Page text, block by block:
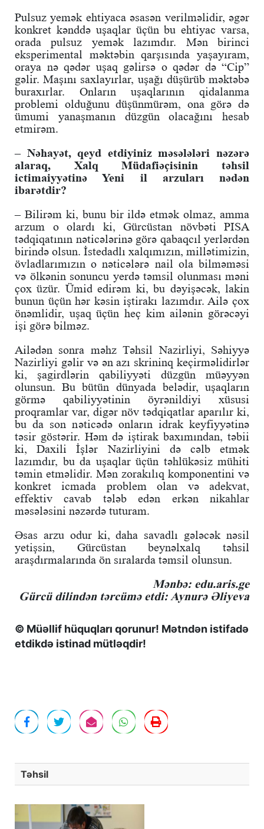
Pulsuz yemək ehtiyaca əsasən verilməlidir, əgər
konkret kənddə uşaqlar üçün bu ehtiyac varsa,
orada pulsuz yemək lazımdır. Mən birinci
eksperimental məktəbin qarşısında yaşayıram,
oraya nə qədər uşaq gəlirsə o qədər də “Cip”
gəlir. Maşını saxlayırlar, uşağı düşürüb məktəbə
buraxırlar. Onların uşaqlarının qidalanma
problemi olduğunu düşünmürəm, ona görə də
ümumi yanaşmanın düzgün olacağını hesab
etmirəm.
– Nəhayət, qeyd etdiyiniz məsələləri nəzərə
alaraq, Xalq Müdafiəçisinin təhsil
ictimaiyyətinə Yeni il arzuları nədən
ibarətdir?
– Bilirəm ki, bunu bir ildə etmək olmaz, amma
arzum o olardı ki, Gürcüstan növbəti PISA
tədqiqatının nəticələrinə görə qabaqcıl yerlərdən
birində olsun. İstedadlı xalqımızın, millətimizin,
övladlarımızın o nəticələrə nail ola bilməməsi
və ölkənin sonuncu yerdə təmsil olunması məni
çox üzür. Ümid edirəm ki, bu dəyişəcək, lakin
bunun üçün hər kəsin iştirakı lazımdır. Ailə çox
önəmlidir, uşaq üçün heç kim ailənin görəcəyi
işi görə bilməz.
Ailədən sonra məhz Təhsil Nazirliyi, Səhiyyə
Nazirliyi gəlir və ən azı skrininq keçirməlidirlər
ki, şagirdlərin qabiliyyəti düzgün müəyyən
olunsun. Bu bütün dünyada belədir, uşaqların
görmə qabiliyyətinin öyrənildiyi xüsusi
proqramlar var, digər növ tədqiqatlar aparılır ki,
bu da son nəticədə onların idrak keyfiyyətinə
təsir göstərir. Həm də iştirak baxımından, təbii
ki, Daxili İşlər Nazirliyini də cəlb etmək
lazımdır, bu da uşaqlar üçün təhlükəsiz mühiti
təmin etməlidir. Mən zorakılıq komponentini və
konkret icmada problem olan və adekvat,
effektiv cavab tələb edən erkən nikahlar
məsələsini nəzərdə tuturam.
Əsas arzu odur ki, daha savadlı gələcək nəsil
yetişsin, Gürcüstan beynəlxalq təhsil
araşdırmalarında ön sıralarda təmsil olunsun.
Mənbə: edu.aris.ge
Gürcü dilindən tərcümə etdi: Aynurə Əliyeva
© Müəllif hüquqları qorunur! Mətndən istifadə
etdikdə istinad mütləqdir!
Təhsil